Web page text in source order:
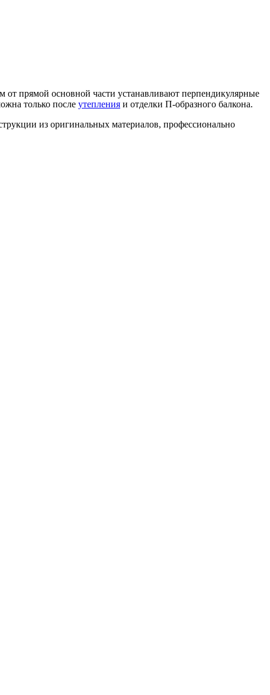
прямой основной части устанавливают перпендикулярные
только после утепления и отделки П-образного балкона.
из оригинальных материалов, профессионально